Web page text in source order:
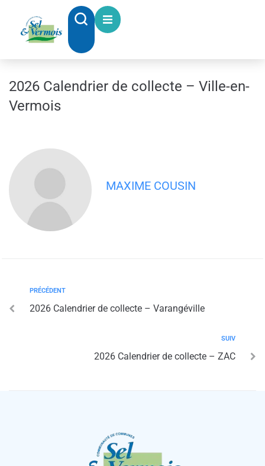
2026 Calendrier de collecte – Ville-en-
Vermois
MAXIME COUSIN
PRÉCÉDENT
2026 Calendrier de collecte – Varangéville
SUIV
2026 Calendrier de collecte – ZAC